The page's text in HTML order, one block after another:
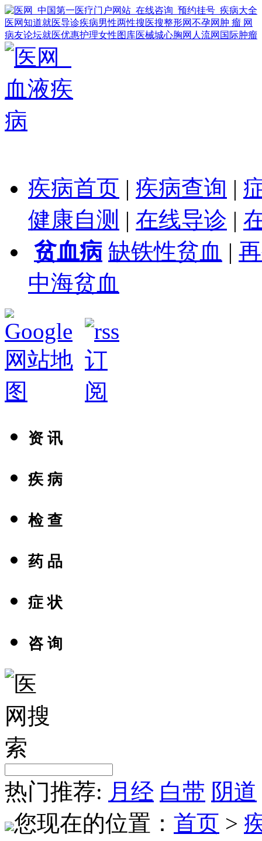
医网知道就医导诊疾病男性两性搜医搜整形网不孕网 肿 瘤 网
病友论坛就医优惠护理女性图库医械城心胸网 人流网 国际肿瘤
疾病首页 | 疾病查询 |
健康自测 | 在线导诊 |
贫血病 缺铁性贫血 |
中海贫血
资 讯
疾 病
检 查
药 品
症 状
咨 询
热门推荐: 月经 白带 阴道
您现在的位置： 首页 >